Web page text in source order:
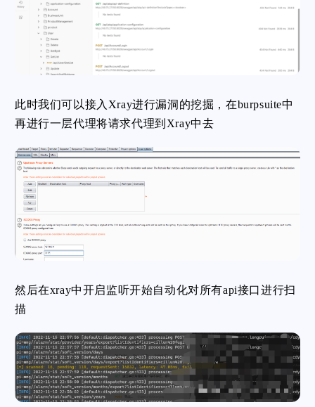
此时我们可以接入Xray进行漏洞的挖掘，在burpsuite中
再进行一层代理将请求代理到Xray中去
然后在xray中开启监听开始自动化对所有api接口进行扫
描